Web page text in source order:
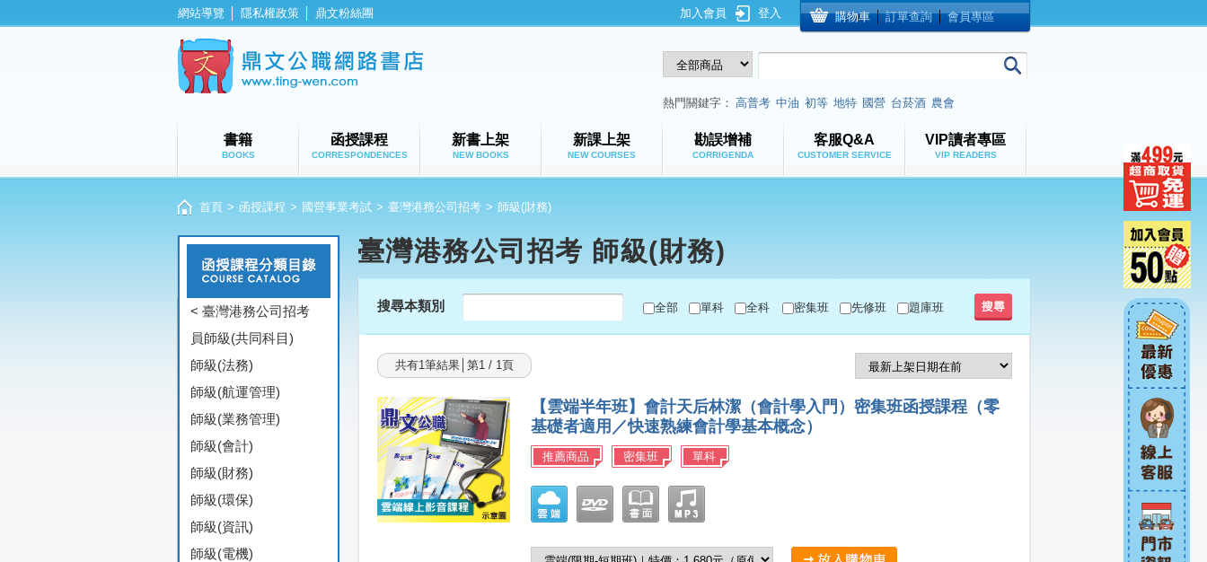
網站導覽 隱私權政策 鼎文粉絲團 購物車 │訂單查詢 │會員專區
登入
加入會員
鼎文公職網路書店
熱門關鍵字： 高普考 中油 初等 地特 國營 台菸酒 農會
書籍
BOOKS
函授課程
CORRESPONDENCES
新書上架
NEW BOOKS
新課上架
NEW COURSES
勘誤增補
CORRIGENDA
客服Q&A
CUSTOMER SERVICE
VIP讀者專區
VIP READERS
首頁 > 函授課程 > 國營事業考試 > 臺灣港務公司招考 > 師級(財務)
< 臺灣港務公司招考
員師級(共同科目)
師級(法務)
師級(航運管理)
師級(業務管理)
師級(會計)
師級(財務)
師級(環保)
師級(資訊)
師級(電機)
臺灣港務公司招考 師級(財務)
搜尋本類別 全部 單科 全科 密集班 先修班 題庫班
共有1筆結果│第1 / 1頁
【雲端半年班】會計天后林潔（會計學入門）密集班函授課程（零
基礎者適用／快速熟練會計學基本概念）
推薦商品 密集班 單科